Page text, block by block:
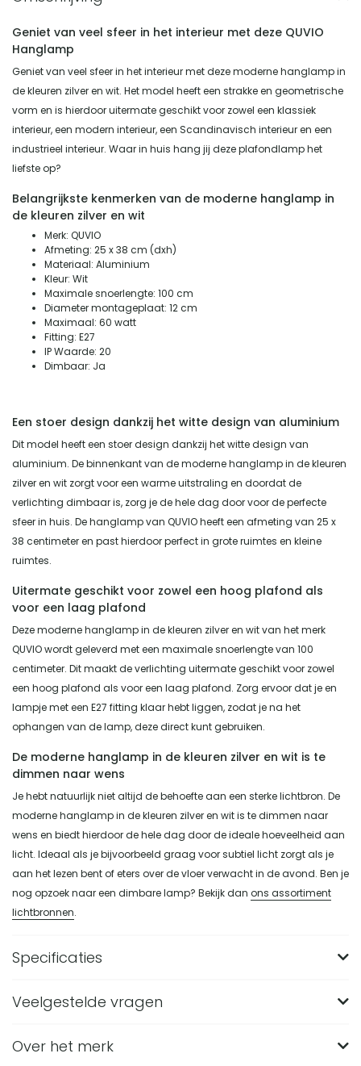
Geniet van veel sfeer in het interieur met deze QUVIO
Hanglamp
Geniet van veel sfeer in het interieur met deze moderne hanglamp in
de kleuren zilver en wit. Het model heeft een strakke en geometrische
vorm en is hierdoor uitermate geschikt voor zowel een klassiek
interieur, een modern interieur, een Scandinavisch interieur en een
industrieel interieur. Waar in huis hang jij deze plafondlamp het
liefste op?
Belangrijkste kenmerken van de moderne hanglamp in
de kleuren zilver en wit
Merk: QUVIO
Afmeting: 25 x 38 cm (dxh)
Materiaal: Aluminium
Kleur: Wit
Maximale snoerlengte: 100 cm
Diameter montageplaat: 12 cm
Maximaal: 60 watt
Fitting: E27
IP Waarde: 20
Dimbaar: Ja
Een stoer design dankzij het witte design van aluminium
Dit model heeft een stoer design dankzij het witte design van
aluminium. De binnenkant van de moderne hanglamp in de kleuren
zilver en wit zorgt voor een warme uitstraling en doordat de
verlichting dimbaar is, zorg je de hele dag door voor de perfecte
sfeer in huis. De hanglamp van QUVIO heeft een afmeting van 25 x
38 centimeter en past hierdoor perfect in grote ruimtes en kleine
ruimtes.
Uitermate geschikt voor zowel een hoog plafond als
voor een laag plafond
Deze moderne hanglamp in de kleuren zilver en wit van het merk
QUVIO wordt geleverd met een maximale snoerlengte van 100
centimeter. Dit maakt de verlichting uitermate geschikt voor zowel
een hoog plafond als voor een laag plafond. Zorg ervoor dat je en
lampje met een E27 fitting klaar hebt liggen, zodat je na het
ophangen van de lamp, deze direct kunt gebruiken.
De moderne hanglamp in de kleuren zilver en wit is te
dimmen naar wens
Je hebt natuurlijk niet altijd de behoefte aan een sterke lichtbron. De
moderne hanglamp in de kleuren zilver en wit is te dimmen naar
wens en biedt hierdoor de hele dag door de ideale hoeveelheid aan
licht. Ideaal als je bijvoorbeeld graag voor subtiel licht zorgt als je
aan het lezen bent of eters over de vloer verwacht in de avond. Ben je
nog opzoek naar een dimbare lamp? Bekijk dan ons assortiment
lichtbronnen.
Specificaties
Merk
Veelgestelde vragen
Wat zijn de afmetingen van de QUVIO Hanglamp
Over het merk